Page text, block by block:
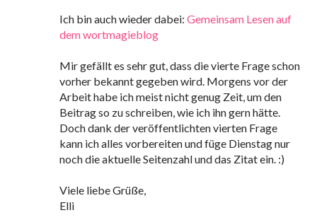
Ich bin auch wieder dabei: Gemeinsam Lesen auf
dem wortmagieblog
Mir gefällt es sehr gut, dass die vierte Frage schon
vorher bekannt gegeben wird. Morgens vor der
Arbeit habe ich meist nicht genug Zeit, um den
Beitrag so zu schreiben, wie ich ihn gern hätte.
Doch dank der veröffentlichten vierten Frage
kann ich alles vorbereiten und füge Dienstag nur
noch die aktuelle Seitenzahl und das Zitat ein. :)
Viele liebe Grüße,
Elli